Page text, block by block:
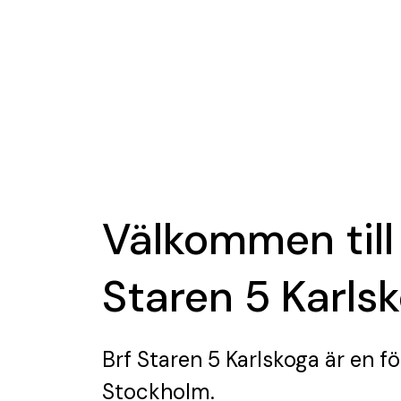
Välkommen
Staren 5
Brf Staren 5 Karlskoga är en
Stockholm.